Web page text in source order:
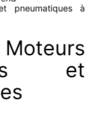
pneumatiques à
et